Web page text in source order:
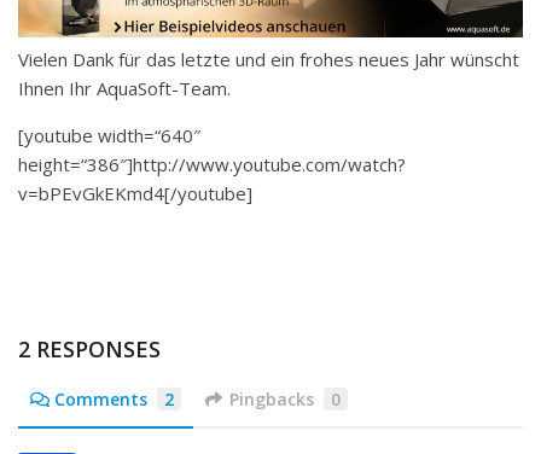
Vielen Dank für das letzte und ein frohes neues Jahr wünscht
Ihnen Ihr AquaSoft-Team.
[youtube width=“640″
height=“386″]http://www.youtube.com/watch?
v=bPEvGkEKmd4[/youtube]
2 RESPONSES
Comments 2 Pingbacks 0